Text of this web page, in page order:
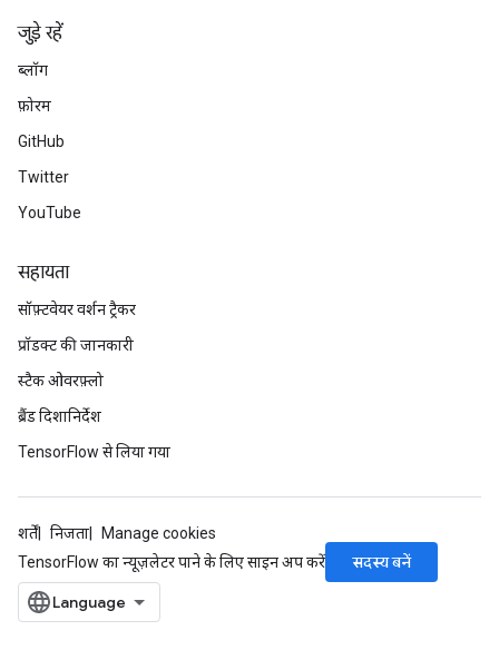
जुड़े रहें
ब्लॉग
फ़ोरम
GitHub
Twitter
YouTube
सहायता
सॉफ़्टवेयर वर्शन ट्रैकर
प्रॉडक्ट की जानकारी
स्टैक ओवरफ़्लो
ब्रैंड दिशानिर्देश
TensorFlow से लिया गया
शर्तें निजता
Manage cookies
TensorFlow का न्यूज़लेटर पाने के लिए साइन अप करें
सदस्य बनें